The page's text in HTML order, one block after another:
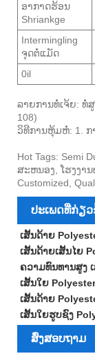
ອາກາດຮ້ອນ
Shriankge
Intermingling
ຈຸດຕໍ່ແມັດ
0il
ລາຍການທໍ່ເຈ້ຍ: ທໍ່ສູ
108)
ວິທີການຫຸ້ມຫໍ່: 1. ກ
Hot Tags: Semi
ສະຫນອງ, ໂຮງງາ
Customized,
ປະເພດທີ່ກ່ຽວ
ເສັ້ນດ້າຍ
ເສັ້ນດ້າຍເສັ້ນໄຍ
ຄວາມທົນທານສູງ
ເສັ້ນໃຍ
ເສັ້ນດ້າຍ
ເສັ້ນໃຍຮູບຊົງ
ສົ່ງສອບຖາມ